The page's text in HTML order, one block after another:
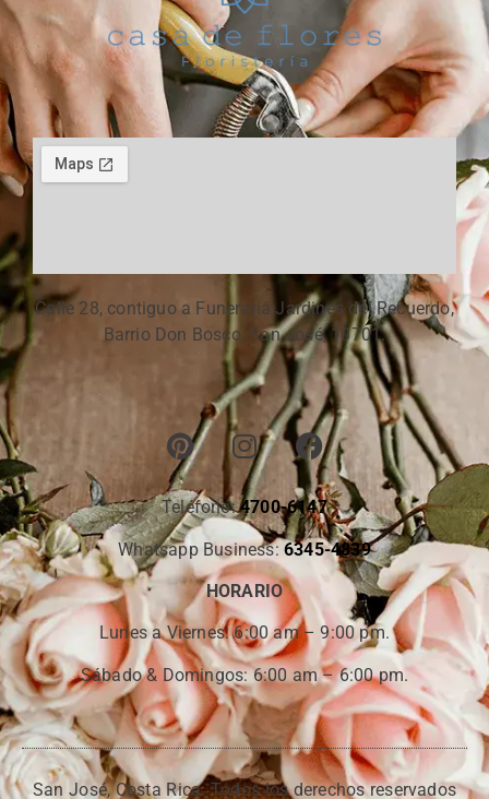
Calle 28, contiguo a Funeraria Jardines del Recuerdo,
Barrio Don Bosco, San José, 10701.
Teléfono:4700-6147
Whatsapp Business: 6345-4839
HORARIO
Lunes a Viernes:6:00 am – 9:00 pm.
Sábado & Domingos: 6:00 am – 6:00 pm.
San José, Costa Rica. Todos los derechos reservados